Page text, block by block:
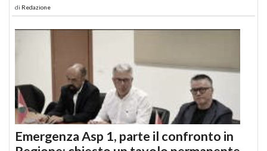
di Redazione
Emergenza Asp 1, parte il confronto in